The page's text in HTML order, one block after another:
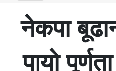
नेकपा
पायो